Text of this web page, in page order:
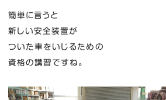
簡単に言うと
新しい安全装置が
ついた車をいじるための
資格の講習ですね。